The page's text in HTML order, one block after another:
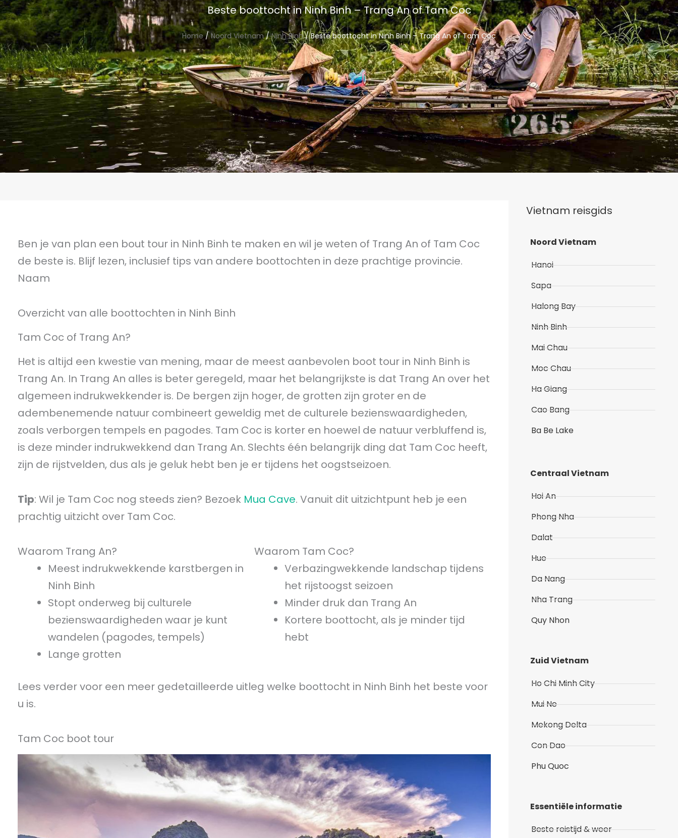
Beste boottocht in Ninh Binh – Trang An of Tam Coc
Home/Noord Vietnam/Ninh Binh/ Beste boottocht in Ninh Binh – Trang An of Tam Coc
Ben je van plan een bout tour in Ninh Binh te maken en wil je weten of Trang An of Tam Coc
de beste is. Blijf lezen, inclusief tips van andere boottochten in deze prachtige provincie.
Naam
Overzicht van alle boottochten in Ninh Binh
Tam Coc of Trang An?
Het is altijd een kwestie van mening, maar de meest aanbevolen boot tour in Ninh Binh is
Trang An. In Trang An alles is beter geregeld, maar het belangrijkste is dat Trang An over het
algemeen indrukwekkender is. De bergen zijn hoger, de grotten zijn groter en de
adembenemende natuur combineert geweldig met de culturele bezienswaardigheden,
zoals verborgen tempels en pagodes. Tam Coc is korter en hoewel de natuur verbluffend is,
is deze minder indrukwekkend dan Trang An. Slechts één belangrijk ding dat Tam Coc heeft,
zijn de rijstvelden, dus als je geluk hebt ben je er tijdens het oogstseizoen.
Tip: Wil je Tam Coc nog steeds zien? Bezoek Mua Cave. Vanuit dit uitzichtpunt heb je een
prachtig uitzicht over Tam Coc.
Waarom Trang An?
Meest indrukwekkende karstbergen in
Ninh Binh
Stopt onderweg bij culturele
bezienswaardigheden waar je kunt
wandelen (pagodes, tempels)
Lange grotten
Waarom Tam Coc?
Verbazingwekkende landschap tijdens
het rijstoogst seizoen
Minder druk dan Trang An
Kortere boottocht, als je minder tijd
hebt
Lees verder voor een meer gedetailleerde uitleg welke boottocht in Ninh Binh het beste voor
u is.
Tam Coc boot tour
Vietnam reisgids
Noord Vietnam
Hanoi
Sapa
Halong Bay
Ninh Binh
Mai Chau
Moc Chau
Ha Giang
Cao Bang
Ba Be Lake
Centraal Vietnam
Hoi An
Phong Nha
Dalat
Hue
Da Nang
Nha Trang
Quy Nhon
Zuid Vietnam
Ho Chi Minh City
Mui Ne
Mekong Delta
Con Dao
Phu Quoc
Essentiële informatie
Beste reistijd & weer